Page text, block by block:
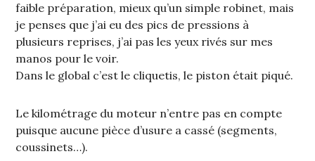
faible préparation, mieux qu’un simple robinet, mais
je penses que j’ai eu des pics de pressions à
plusieurs reprises, j’ai pas les yeux rivés sur mes
manos pour le voir.
Dans le global c’est le cliquetis, le piston était piqué.
Le kilométrage du moteur n’entre pas en compte
puisque aucune pièce d’usure a cassé (segments,
coussinets…).